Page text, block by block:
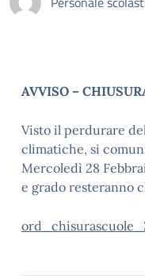
AVVISO –
Visto il perdurare
climatiche, si
Mercoledì 28
e grado resteranno